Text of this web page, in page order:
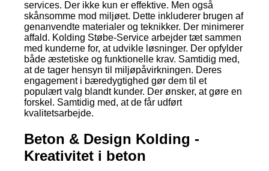
services. Der ikke kun er effektive. Men også
skånsomme mod miljøet. Dette inkluderer brugen af
genanvendte materialer og teknikker. Der minimerer
affald. Kolding Støbe-Service arbejder tæt sammen
med kunderne for, at udvikle løsninger. Der opfylder
både æstetiske og funktionelle krav. Samtidig med,
at de tager hensyn til miljøpåvirkningen. Deres
engagement i bæredygtighed gør dem til et
populært valg blandt kunder. Der ønsker, at gøre en
forskel. Samtidig med, at de får udført
kvalitetsarbejde.
Beton & Design Kolding -
Kreativitet i beton